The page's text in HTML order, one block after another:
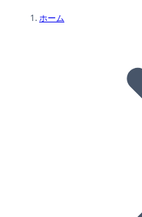
ホーム